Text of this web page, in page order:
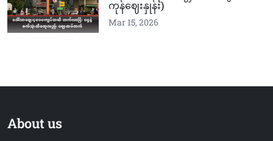
ကုန်ဈေးနှုန်း)
Mar 15, 2026
About us